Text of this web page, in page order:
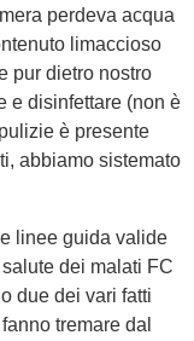
perdeva acqua
limaccioso
pur dietro nostro
e disinfettare (non è
è presente
abbiamo sistemato
linee guida valide
dei malati FC
due dei vari fatti
tremare dal